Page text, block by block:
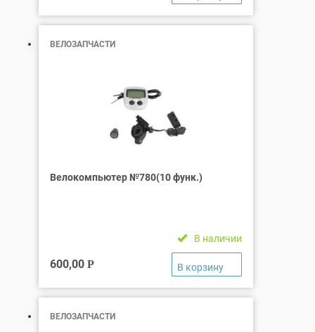
ВЕЛОЗАПЧАСТИ
Велокомпьютер №780(10 функ.)
В наличии
600,00 Р
ВЕЛОЗАПЧАСТИ